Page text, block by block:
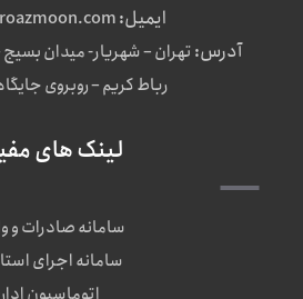
ایمیل:
آدرس:
رباط کریم – روبروی
لینک های
سامانه صادرات و
سامانه اجرای